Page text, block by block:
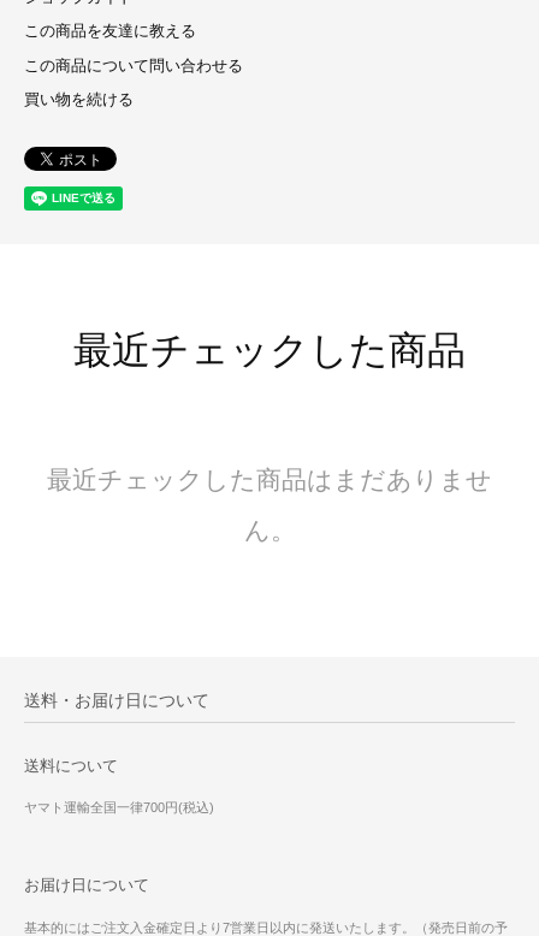
この商品を友達に教える
この商品について問い合わせる
買い物を続ける
最近チェックした商品
最近チェックした商品はまだありませ
ん。
送料・お届け日について
送料について
ヤマト運輸全国一律700円(税込)
お届け日について
基本的にはご注文入金確定日より7営業日以内に発送いたします。（発売日前の予